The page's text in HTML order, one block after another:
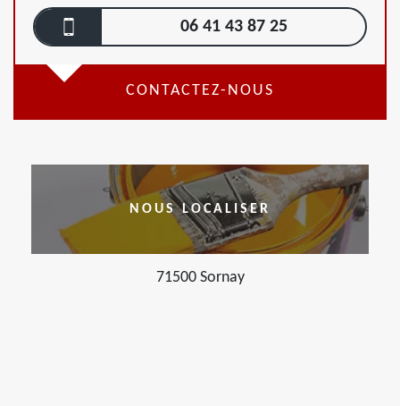
06 41 43 87 25
CONTACTEZ-NOUS
NOUS LOCALISER
71500 Sornay